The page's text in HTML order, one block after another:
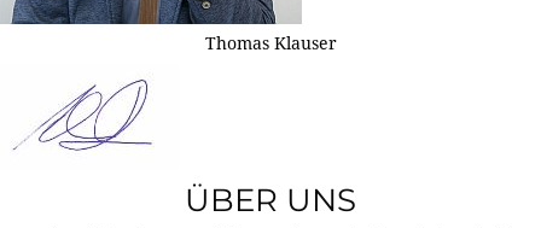
Thomas Klauser
ÜBER UNS